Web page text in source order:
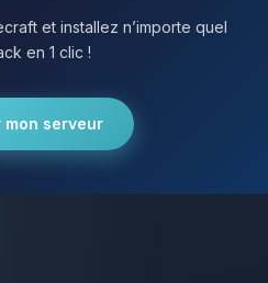
et installez n’importe quel
en 1 clic !
mon serveur